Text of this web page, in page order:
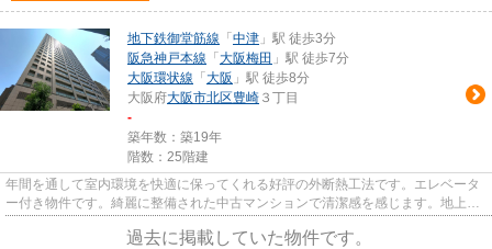
地下鉄御堂筋線 「 中津 」駅 徒歩3分
阪急神戸本線 「 大阪梅田 」駅 徒歩7分
大阪環状線 「 大阪 」駅 徒歩8分
大阪府大阪市北区豊崎 ３丁目
-
築年数：築19年
階数：25階建
年間を通して室内環境を快適に保ってくれる好評の外断熱工法です。エレベータ
ー付き物件です。綺麗に整備された中古マンションで清潔感を感じます。地上25
過去に掲載していた物件です。